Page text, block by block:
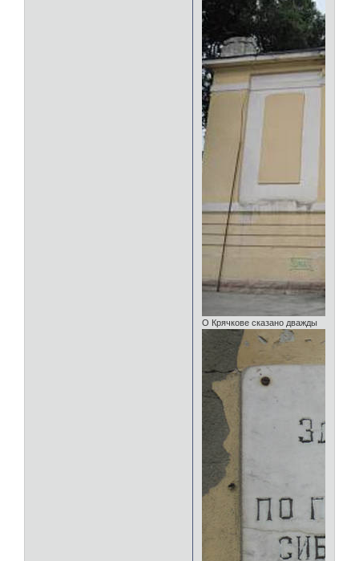
О Крячкове сказано дважды